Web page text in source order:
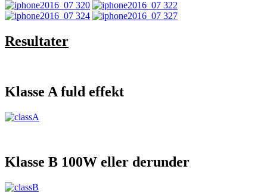
Resultater
Klasse A fuld effekt
Klasse B 100W eller derunder